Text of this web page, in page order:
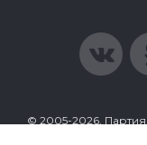
© 2005-2026,